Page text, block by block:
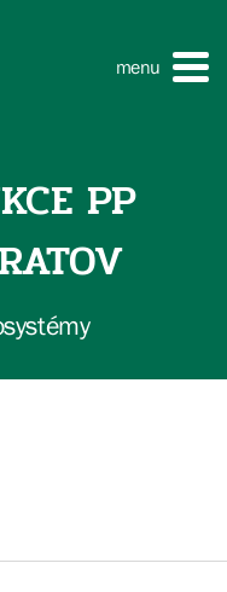
menu
PP